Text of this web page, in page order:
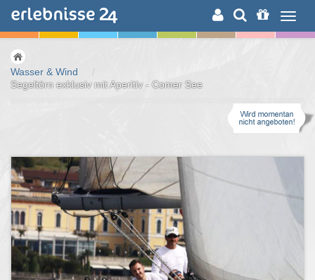
ERLEBNISSUCHE
Wasser & Wind
/
Segeltörn exklusiv mit Aperitiv - Comer See